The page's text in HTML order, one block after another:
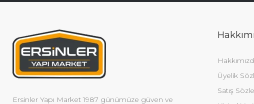
Ersinler Yapı Market 1987 günümüze güven ve
Üyelik
Satış